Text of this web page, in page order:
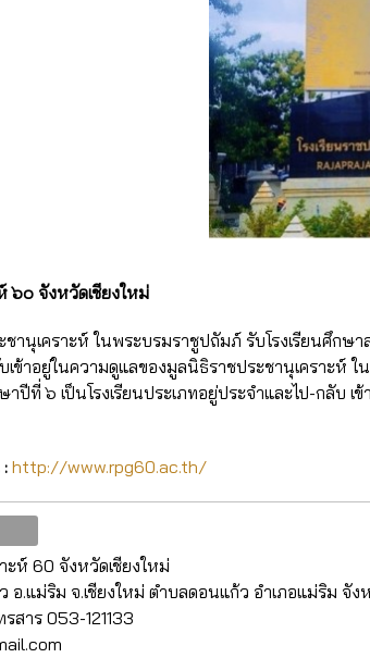
๖๐ จังหวัดเชียงใหม่
นุเคราะห์ ในพระบรมราชูปถัมภ์ รับโรงเรียนศึก
บเข้าอยู่ในความดูแลของมูลนิธิราชประชานุเคราะ
ที่ ๖ เป็นโรงเรียนประเภทอยู่ประจำและไป-กลับ
: http://www.rpg60.ac.th/
าะห์ 60 จังหวัดเชียงใหม่
.แม่ริม จ.เชียงใหม่ ตำบลดอนแก้ว อำเภอแม่ริม จัง
รสาร 053-121133